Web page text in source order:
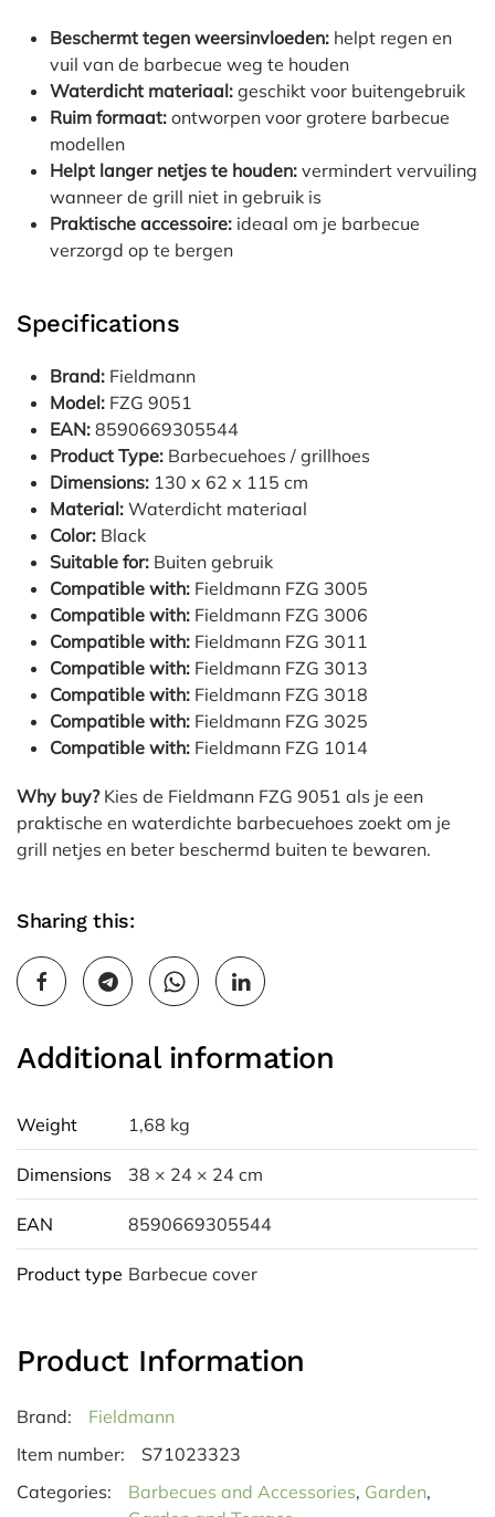
Beschermt tegen weersinvloeden: helpt regen en
vuil van de barbecue weg te houden
Waterdicht materiaal: geschikt voor buitengebruik
Ruim formaat: ontworpen voor grotere barbecue
modellen
Helpt langer netjes te houden: vermindert vervuiling
wanneer de grill niet in gebruik is
Praktische accessoire: ideaal om je barbecue
verzorgd op te bergen
Specifications
Brand: Fieldmann
Model: FZG 9051
EAN: 8590669305544
Product Type: Barbecuehoes / grillhoes
Dimensions: 130 x 62 x 115 cm
Material: Waterdicht materiaal
Color: Black
Suitable for: Buiten gebruik
Compatible with: Fieldmann FZG 3005
Compatible with: Fieldmann FZG 3006
Compatible with: Fieldmann FZG 3011
Compatible with: Fieldmann FZG 3013
Compatible with: Fieldmann FZG 3018
Compatible with: Fieldmann FZG 3025
Compatible with: Fieldmann FZG 1014
Why buy?Kies de Fieldmann FZG 9051 als je een
praktische en waterdichte barbecuehoes zoekt om je
grill netjes en beter beschermd buiten te bewaren.
Sharing this:
Additional information
Weight 1,68 kg
Dimensions 38 × 24 × 24 cm
EAN 8590669305544
Product type Barbecue cover
Product Information
Brand:
Fieldmann
Item number:
S71023323
Categories:
Barbecues and Accessories, Garden,